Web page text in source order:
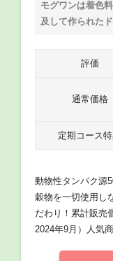
モグワンは着色
及して作られた
評価
通常価格
定期コース
動物性タンパク源
穀物を一切使用し
だわり！累計販売
2024年9月）人気商